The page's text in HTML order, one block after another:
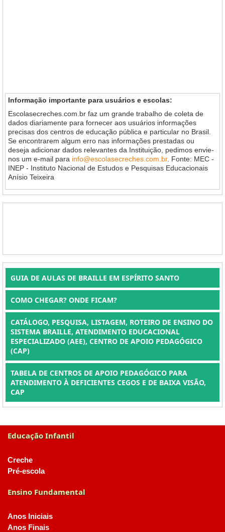
Informação importante para usuários e escolas:
Escolasecreches.com.br faz um grande trabalho de coleta de
dados diariamente para fornecer aos usuários informações
precisas dos centros de educação pública e particular no Brasil.
Se encontrarem algum erro nas informações prestadas ou
deseja adicionar dados relevantes da Instituição, pedimos envie-
nos um e-mail para info@escolasecreches.com.br. Fonte: MEC -
INEP - Instituto Nacional de Estudos e Pesquisas Educacionais
Anísio Teixeira
GUIA DE AULAS DE BRAILLE EM ESPÍRITO SANTO
COMO CHEGAR? ONDE FICAM?
CATÁLOGO, PESQUISA, LISTAGEM, ROTEIRO DE ENSINO DO
SISTEMA BRAILLE, ATENDIMENTO EDUCACIONAL
ESPECIALIZADO (AEE), CENTRO DE APOIO PEDAGÓGICO
(CAP)
TABELA DE CENTROS DE APOIO PEDAGÓGICO PARA
ATENDIMENTO À DEFICIENTES CEGOS E DE BAIXA VISÃO,
CAP
Educação Infantil
Creche
Pré-escola
Ensino Fundamental
Anos Iniciais
Anos Finais